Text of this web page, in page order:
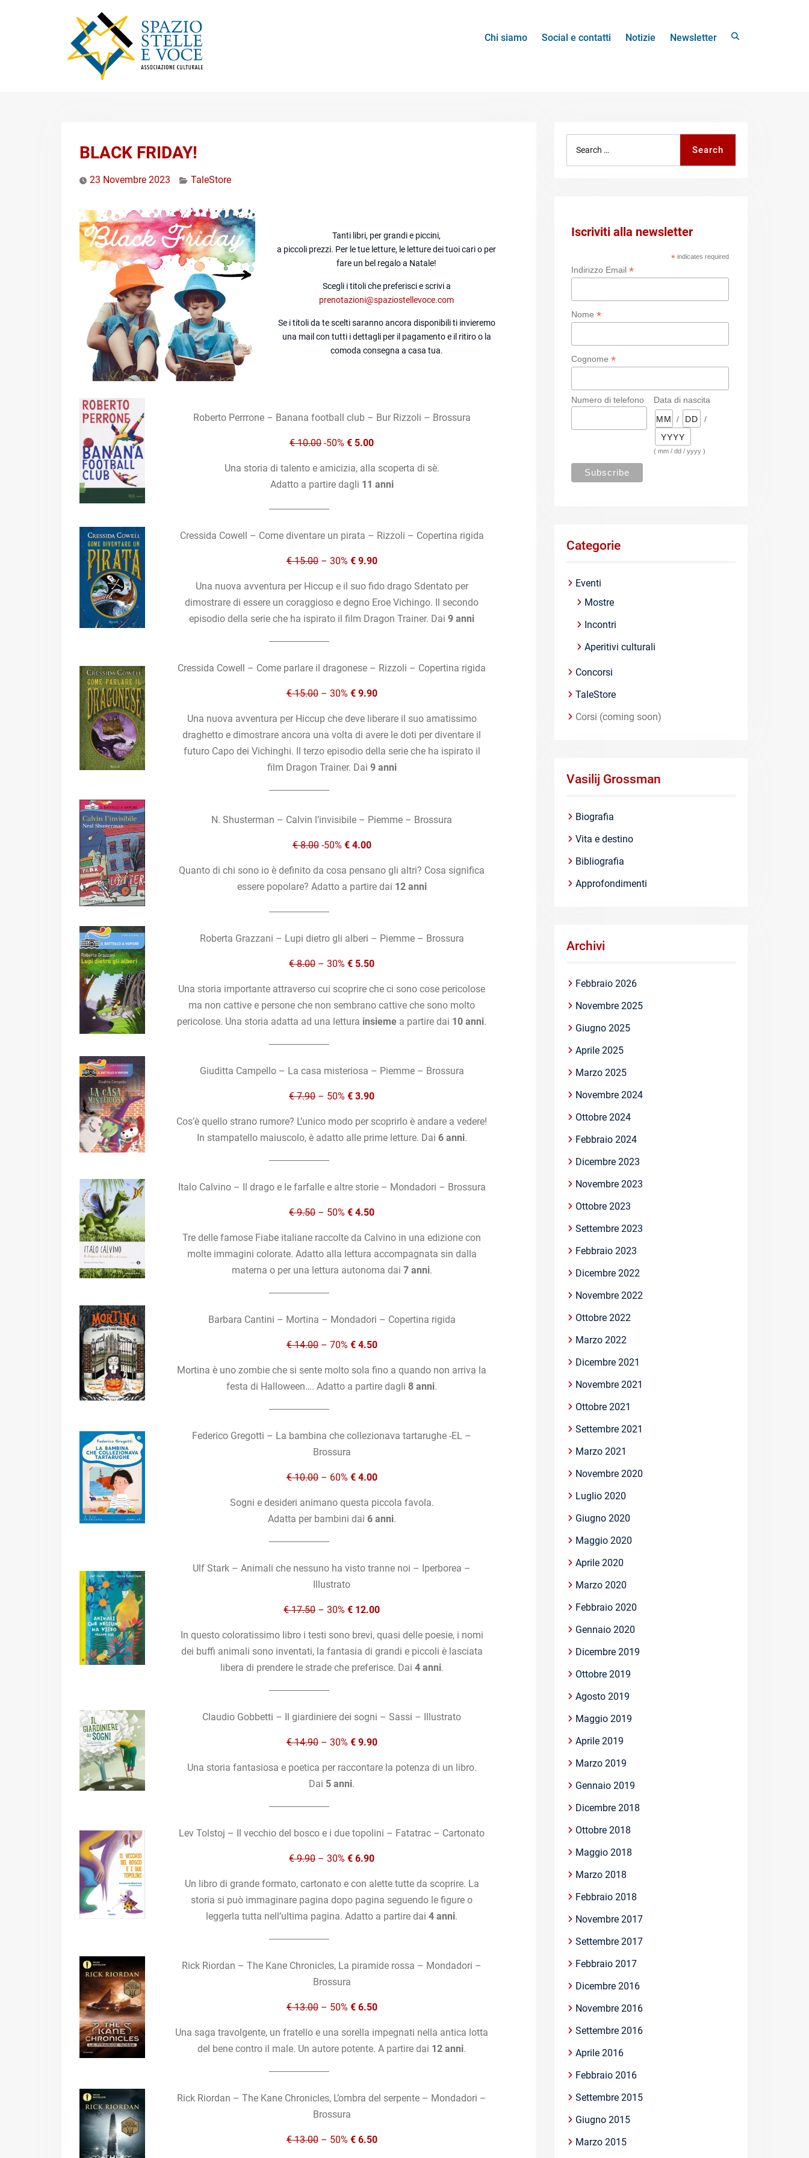
Chi siamo Social e contatti Notizie Newsletter
BLACK FRIDAY!
23 Novembre 2023 TaleStore
Tanti libri, per grandi e piccini,
a piccoli prezzi. Per le tue letture, le letture dei tuoi cari o per
fare un bel regalo a Natale!
Scegli i titoli che preferisci e scrivi a
prenotazioni@spaziostellevoce.com
Se i titoli da te scelti saranno ancora disponibili ti invieremo
una mail con tutti i dettagli per il pagamento e il ritiro o la
comoda consegna a casa tua.
Roberto Perrrone – Banana football club – Bur Rizzoli – Brossura
€ 10.00-50%€ 5.00
Una storia di talento e amicizia, alla scoperta di sè.
Adatto a partire dagli 11 anni
Cressida Cowell – Come diventare un pirata – Rizzoli – Copertina rigida
€ 15.00– 30% € 9.90
Una nuova avventura per Hiccup e il suo fido drago Sdentato per
dimostrare di essere un coraggioso e degno Eroe Vichingo. Il secondo
episodio della serie che ha ispirato il film Dragon Trainer. Dai9 anni
Cressida Cowell – Come parlare il dragonese – Rizzoli – Copertina rigida
€ 15.00– 30% € 9.90
Una nuova avventura per Hiccup che deve liberare il suo amatissimo
draghetto e dimostrare ancora una volta di avere le doti per diventare il
futuro Capo dei Vichinghi. Il terzo episodio della serie che ha ispirato il
film Dragon Trainer. Dai 9 anni
N. Shusterman – Calvin l’invisibile – Piemme – Brossura
€ 8.00-50% € 4.00
Quanto di chi sono io è definito da cosa pensano gli altri? Cosa significa
essere popolare? Adatto a partire dai 12 anni
Roberta Grazzani – Lupi dietro gli alberi – Piemme – Brossura
€ 8.00– 30%€ 5.50
Una storia importante attraverso cui scoprire che ci sono cose pericolose
ma non cattive e persone che non sembrano cattive che sono molto
pericolose. Una storia adatta ad una lettura insieme a partire dai 10 anni.
Giuditta Campello – La casa misteriosa – Piemme – Brossura
€ 7.90– 50%€ 3.90
Cos’è quello strano rumore? L’unico modo per scoprirlo è andare a vedere!
In stampatello maiuscolo, è adatto alle prime letture. Dai 6 anni.
Italo Calvino – Il drago e le farfalle e altre storie – Mondadori – Brossura
€ 9.50– 50%€ 4.50
Tre delle famose Fiabe italiane raccolte da Calvino in una edizione con
molte immagini colorate. Adatto alla lettura accompagnata sin dalla
materna o per una lettura autonoma dai 7 anni.
Barbara Cantini – Mortina – Mondadori – Copertina rigida
€ 14.00– 70% € 4.50
Mortina è uno zombie che si sente molto sola fino a quando non arriva la
festa di Halloween…. Adatto a partire dagli8 anni.
Federico Gregotti – La bambina che collezionava tartarughe -EL –
Brossura
€ 10.00– 60% € 4.00
Sogni e desideri animano questa piccola favola.
Adatta per bambini dai 6 anni.
Ulf Stark – Animali che nessuno ha visto tranne noi – Iperborea –
Illustrato
€ 17.50– 30%€ 12.00
In questo coloratissimo libro i testi sono brevi, quasi delle poesie, i nomi
dei buffi animali sono inventati, la fantasia di grandi e piccoli è lasciata
libera di prendere le strade che preferisce. Dai 4 anni.
Claudio Gobbetti – Il giardiniere dei sogni – Sassi – Illustrato
€ 14.90– 30% € 9.90
Una storia fantasiosa e poetica per raccontare la potenza di un libro.
Dai 5 anni.
Lev Tolstoj – Il vecchio del bosco e i due topolini – Fatatrac – Cartonato
€ 9.90– 30%€ 6.90
Un libro di grande formato, cartonato e con alette tutte da scoprire. La
storia si può immaginare pagina dopo pagina seguendo le figure o
leggerla tutta nell’ultima pagina. Adatto a partire dai4 anni.
Rick Riordan – The Kane Chronicles, La piramide rossa – Mondadori –
Brossura
€ 13.00– 50% € 6.50
Una saga travolgente, un fratello e una sorella impegnati nella antica lotta
del bene contro il male. Un autore potente. A partire dai 12 anni.
Rick Riordan – The Kane Chronicles, L’ombra del serpente – Mondadori –
Brossura
€ 13.00– 50% € 6.50
Search
Iscriviti alla newsletter
* indicates required
Indirizzo Email*
Nome*
Cognome*
Numero di telefono
Data di nascita
/
/
( mm / dd / yyyy )
Categorie
Eventi
Mostre
Incontri
Aperitivi culturali
Concorsi
TaleStore
Corsi (coming soon)
Vasilij Grossman
Biografia
Vita e destino
Bibliografia
Approfondimenti
Archivi
Febbraio 2026
Novembre 2025
Giugno 2025
Aprile 2025
Marzo 2025
Novembre 2024
Ottobre 2024
Febbraio 2024
Dicembre 2023
Novembre 2023
Ottobre 2023
Settembre 2023
Febbraio 2023
Dicembre 2022
Novembre 2022
Ottobre 2022
Marzo 2022
Dicembre 2021
Novembre 2021
Ottobre 2021
Settembre 2021
Marzo 2021
Novembre 2020
Luglio 2020
Giugno 2020
Maggio 2020
Aprile 2020
Marzo 2020
Febbraio 2020
Gennaio 2020
Dicembre 2019
Ottobre 2019
Agosto 2019
Maggio 2019
Aprile 2019
Marzo 2019
Gennaio 2019
Dicembre 2018
Ottobre 2018
Maggio 2018
Marzo 2018
Febbraio 2018
Novembre 2017
Settembre 2017
Febbraio 2017
Dicembre 2016
Novembre 2016
Settembre 2016
Aprile 2016
Febbraio 2016
Settembre 2015
Giugno 2015
Marzo 2015